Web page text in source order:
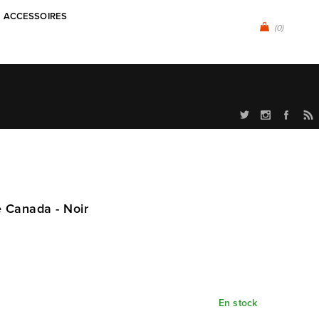
(0)
ACCESSOIRES
- Noir
En stock